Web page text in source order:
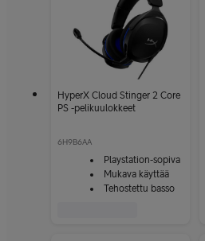
HyperX Cloud Stinger 2 Core
PS -pelikuulokkeet
6H9B6AA
Playstation-sopiva
Mukava käyttää
Tehostettu basso